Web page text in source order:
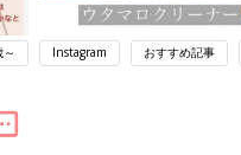
Instagram おすすめ記事